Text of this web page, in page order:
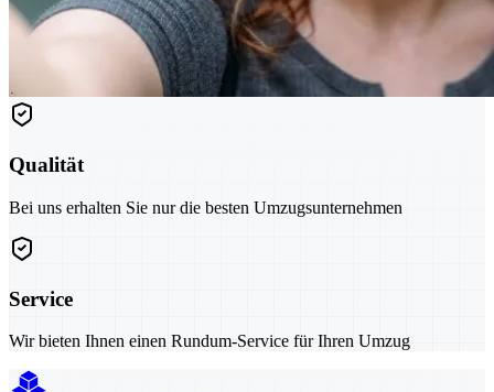
Qualität
Bei uns erhalten Sie nur die besten Umzugsunternehmen
Service
Wir bieten Ihnen einen Rundum-Service für Ihren Umzug